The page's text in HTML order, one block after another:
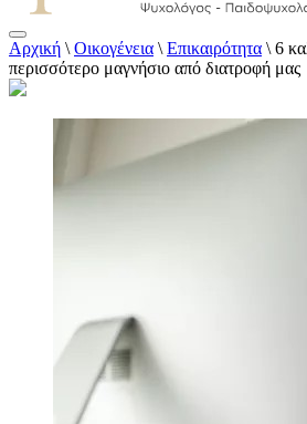
Αλεξάνδρα Καππάτου
Παιδοψυχολόγος
Αρχική \ Οικογένεια \ Επικαιρότητα \ 6
περισσότερο μαγνήσιο από διατροφή μας